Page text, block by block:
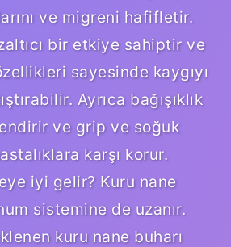
ve migreni hafifletir.
bir etkiye sahiptir ve
sayesinde kaygıyı
Ayrıca bağışıklık
ve grip ve soğuk
karşı korur.
iyi gelir? Kuru nane
sistemine de uzanır.
kuru nane buharı